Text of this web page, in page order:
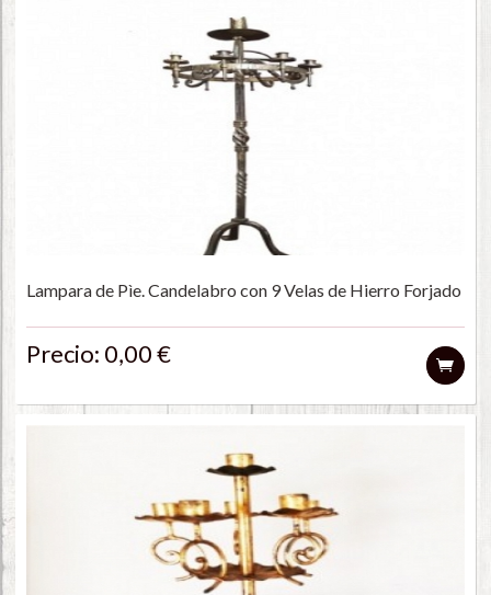
Lampara de Pìe. Candelabro con 9 Velas de Hierro Forjado
Precio: 0,00 €